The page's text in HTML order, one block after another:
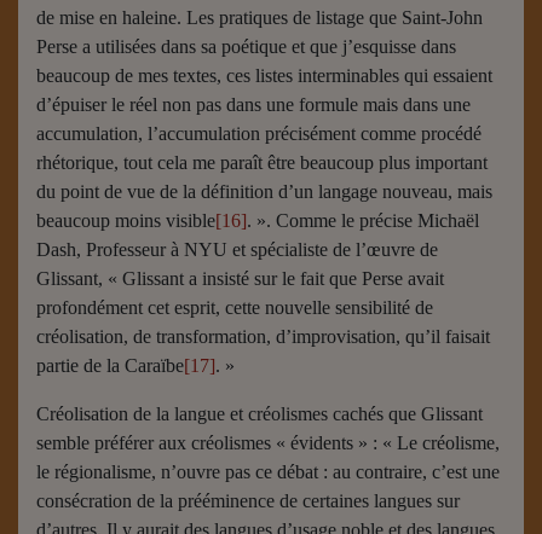
de mise en haleine. Les pratiques de listage que Saint-John
Perse a utilisées dans sa poétique et que j’esquisse dans
beaucoup de mes textes, ces listes interminables qui essaient
d’épuiser le réel non pas dans une formule mais dans une
accumulation, l’accumulation précisément comme procédé
rhétorique, tout cela me paraît être beaucoup plus important
du point de vue de la définition d’un langage nouveau, mais
beaucoup moins visible[16]. ». Comme le précise Michaël
Dash, Professeur à NYU et spécialiste de l’œuvre de
Glissant, « Glissant a insisté sur le fait que Perse avait
profondément cet esprit, cette nouvelle sensibilité de
créolisation, de transformation, d’improvisation, qu’il faisait
partie de la Caraïbe[17]. »
Créolisation de la langue et créolismes cachés que Glissant
semble préférer aux créolismes « évidents » : « Le créolisme,
le régionalisme, n’ouvre pas ce débat : au contraire, c’est une
consécration de la prééminence de certaines langues sur
d’autres. Il y aurait des langues d’usage noble et des langues